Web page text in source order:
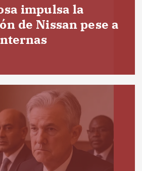
impulsa la
de Nissan pese a